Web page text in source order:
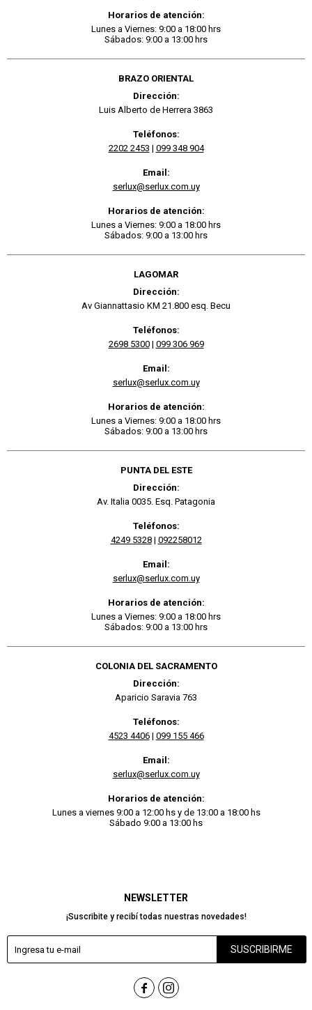
NEWSLETTER
¡Suscribite y recibí todas nuestras novedades!
SUSCRIBIRME
 
Horarios de atención:
Lunes a Viernes: 9:00 a 18:00 hrs
Sábados: 9:00 a 13:00 hrs
BRAZO ORIENTAL
Dirección:
Luis Alberto de Herrera 3863
Teléfonos:
2202 2453 | 099 348 904
Email:
serlux@serlux.com.uy
Horarios de atención:
Lunes a Viernes: 9:00 a 18:00 hrs
Sábados: 9:00 a 13:00 hrs
LAGOMAR
Dirección:
Av Giannattasio KM 21.800 esq. Becu
Teléfonos:
2698 5300| 099 306 969
Email:
serlux@serlux.com.uy
Horarios de atención:
Lunes a Viernes: 9:00 a 18:00 hrs
Sábados: 9:00 a 13:00 hrs
PUNTA DEL ESTE
Dirección:
Av. Italia 0035. Esq. Patagonia
Teléfonos:
4249 5328| 092258012
Email:
serlux@serlux.com.uy
Horarios de atención:
Lunes a Viernes: 9:00 a 18:00 hrs
Sábados: 9:00 a 13:00 hrs
COLONIA DEL SACRAMENTO
Dirección:
Aparicio Saravia 763
Teléfonos:
4523 4406| 099 155 466
Email:
serlux@serlux.com.uy
Horarios de atención:
Lunes a viernes 9:00 a 12:00 hs y de 13:00 a 18:00 hs
Sábado 9:00 a 13:00 hs